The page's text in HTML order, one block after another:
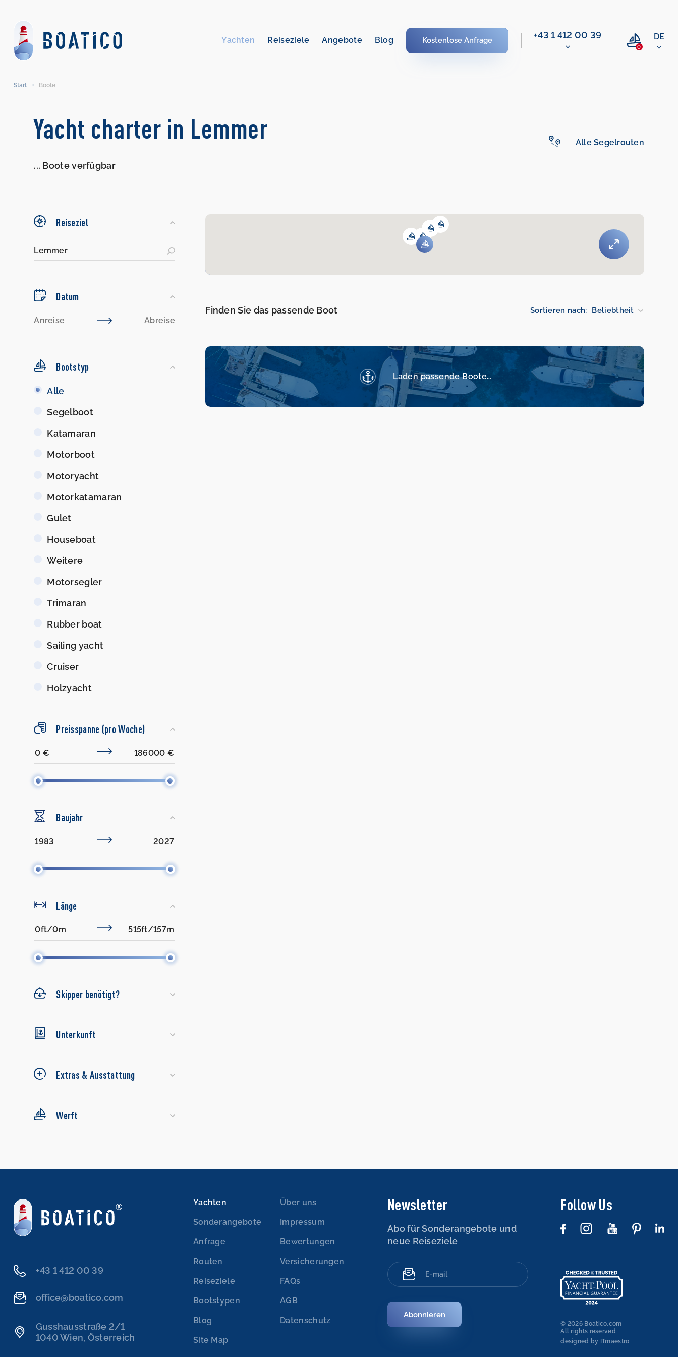
Yachten Reiseziele Angebote Blog Kostenlose Anfrage +43 1 412 00 39
0
DE
Start Boote
Yacht charter in Lemmer
... Boote verfügbar
Alle Segelrouten
Reiseziel
Datum
Bootstyp
Bootstyp
Alle
Segelboot
Katamaran
Motorboot
Motoryacht
Motorkatamaran
Gulet
Houseboat
Weitere
Motorsegler
Trimaran
Rubber boat
Sailing yacht
Cruiser
Holzyacht
Preisspanne (pro Woche)
Baujahr
Länge
Skipper benötigt?
Unterkunft
Extras & Ausstattung
Werft
Finden Sie das passende Boot Sortieren nach: Beliebtheit
Laden passende Boote…
+43 1 412 00 39
office@boatico.com
Gusshausstraße 2/1
1040 Wien, Österreich
Yachten
Sonderangebote
Anfrage
Routen
Reiseziele
Bootstypen
Blog
Site Map
Über uns
Impressum
Bewertungen
Versicherungen
FAQs
AGB
Datenschutz
Newsletter
Abo für Sonderangebote und
neue Reiseziele
Abonnieren
Follow Us
© 2026 Boatico.com
All rights reserved
designed by ITmaestro